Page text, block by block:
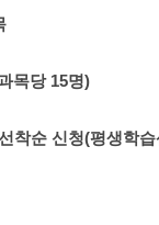
목당 15명)
착순 신청(평생학